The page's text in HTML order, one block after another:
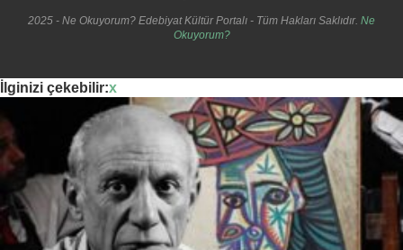
2025 - Ne Okuyorum? Edebiyat Kültür Portalı - Tüm Hakları Saklıdır. Ne
Okuyorum?
İlginizi çekebilir:x